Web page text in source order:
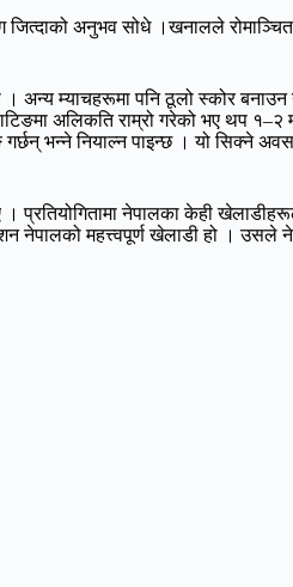
अनुभव सोधे ।खनालले
अन्य म्याचहरूमा पनि ठूलो स्कोर
अलिकति राम्रो गरेको भए थप
भन्ने नियाल्न पाइन्छ । यो
प्रतियोगितामा नेपालका केही
महत्त्वपूर्ण खेलाडी हो । उसले